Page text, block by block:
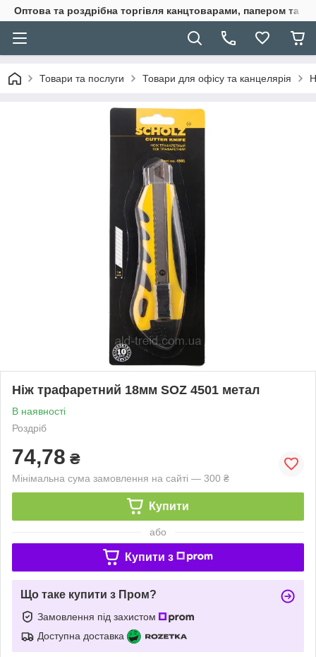
Оптова та роздрібна торгівля канцтоварами, папером та
Товари та послуги Товари для офісу та канцелярія
Ніж трафаретний 18мм SOZ 4501 метал
В наявності
Роздріб
74,78 ₴
Мінімальна сума замовлення на сайті — 300 ₴
Купити
або
Купити з
Що таке купити з Пром?
Замовлення під захистом
Доступна доставка